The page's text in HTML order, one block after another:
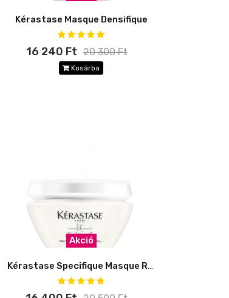
Kérastase Masque Densifique
16 240 Ft 20 300 Ft
Kosárba
Akció
Kérastase Specifique Masque Réhydratant